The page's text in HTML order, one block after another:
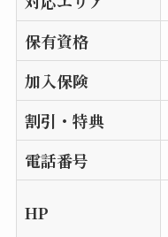
保有資格
加入保険
割引・特典
電話番号
HP